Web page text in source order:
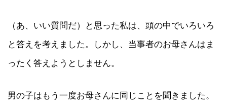
（あ、いい質問だ）と思った私は、頭の中でいろいろ
と答えを考えました。しかし、当事者のお母さんはま
ったく答えようとしません。
男の子はもう一度お母さんに同じことを聞きました。